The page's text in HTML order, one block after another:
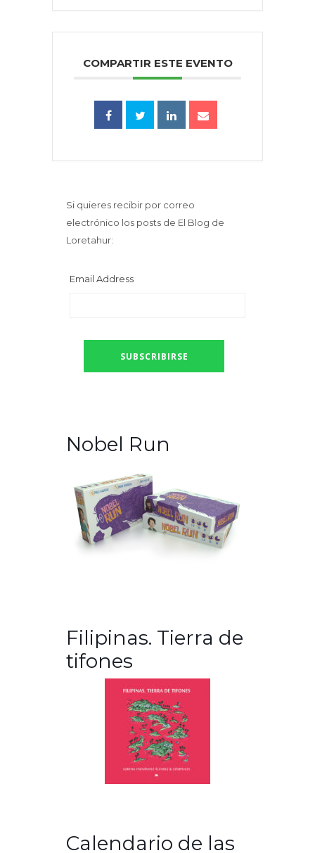
COMPARTIR ESTE EVENTO
Si quieres recibir por correo
electrónico los posts de El Blog de
Loretahur:
Email Address
Nobel Run
Filipinas. Tierra de
tifones
Calendario de las